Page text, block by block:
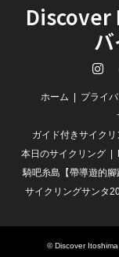
Discover
バ
Facebook
ホーム プライ
ガイド付きサイクリ
本日のサイクリング
騎吧糸島【帶導遊的腳
サイクリングサンタ
©Discover Itoshima